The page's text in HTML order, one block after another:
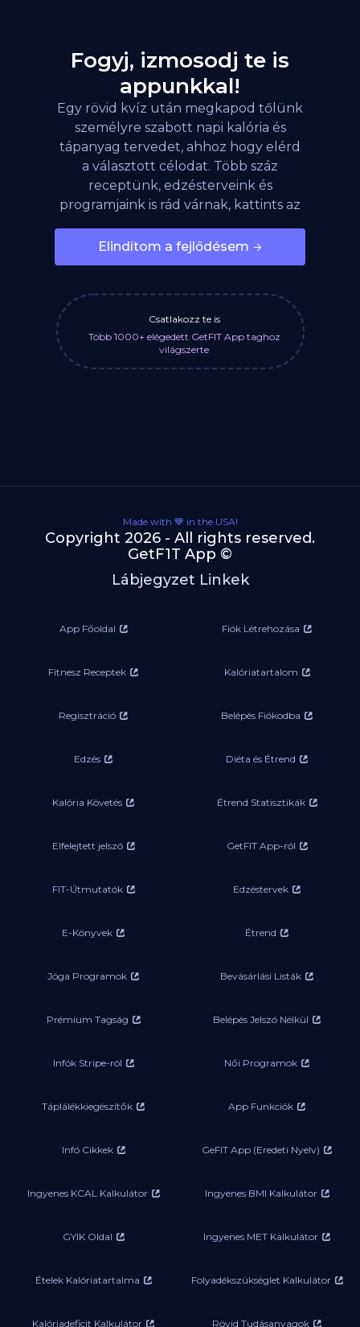
Fogyj, izmosodj te is
appunkkal!
Egy rövid kvíz után megkapod tőlünk
személyre szabott napi kalória és
tápanyag tervedet, ahhoz hogy elérd
a választott célodat. Több száz
receptünk, edzésterveink és
programjaink is rád várnak, kattints az
Elindítom a fejlődésem
Csatlakozz te is
Több 1000+ elégedett GetFIT App taghoz
világszerte
Made with 💙 in the USA!
Copyright 2026 - All rights reserved.
GetF1T App ©
Lábjegyzet Linkek
App Főoldal Fiók Létrehozása
Fitnesz Receptek Kalóriatartalom
Regisztráció Belépés Fiókodba
Edzés Diéta és Étrend
Kalória Követés Étrend Statisztikák
Elfelejtett jelszó GetFIT App-ról
FIT-Útmutatók Edzéstervek
E-Könyvek Étrend
Jóga Programok Bevásárlási Listák
Prémium Tagság Belépés Jelszó Nélkül
Infók Stripe-ról Női Programok
Táplálékkiegészítők App Funkciók
Infó Cikkek GeFIT App (Eredeti Nyelv)
Ingyenes KCAL Kalkulátor Ingyenes BMI Kalkulátor
GYIK Oldal Ingyenes MET Kalkulátor
Ételek Kalóriatartalma Folyadékszükséglet Kalkulátor
Kalóriadeficit Kalkulátor Rövid Tudásanyagok